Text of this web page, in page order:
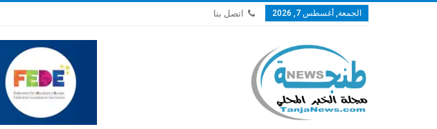
الجمعة, أغسطس 7, 2026 اتصل بنا